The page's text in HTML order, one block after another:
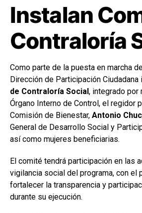
Instalan
Contraloría
Como parte de la puesta en marcha
Dirección de Participación Ciudadana
de Contraloría Social, integrado
Órgano Interno de Control, el regidor
Comisión de Bienestar, Antonio Chuc
General de Desarrollo Social y
así como mujeres beneficiarias.
El comité tendrá participación en las
vigilancia social del programa, con el
fortalecer la transparencia y
durante su ejecución.